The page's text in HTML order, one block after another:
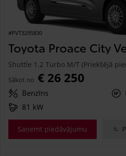
#PVT3295830
Toyota Proace City
Shuttle 1.2 Turbo M/T (Priekšējā
Sākot no € 26 250
Benzīns
81 kW
Saņemt piedāvājumu